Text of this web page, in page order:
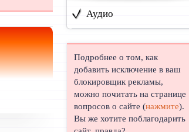
Аудио
Подробнее о том, как
добавить исключение в ваш
блокировщик рекламы,
можно почитать на странице
вопросов о сайте (нажмите).
Вы же хотите поблагодарить